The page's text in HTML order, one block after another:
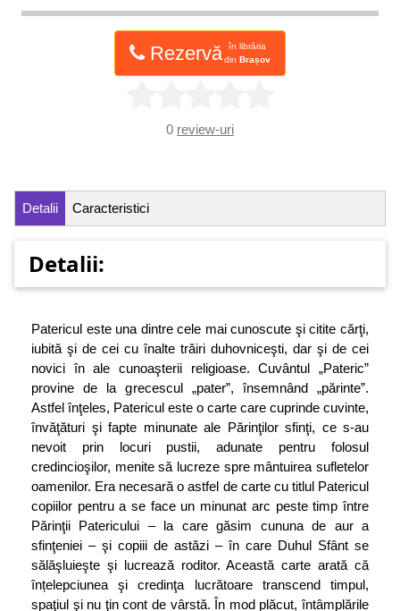
Rezervă
în librăria
din Brașov
0 review-uri
Detalii Caracteristici
Detalii:
Patericul este una dintre cele mai cunoscute şi citite cărţi,
iubită şi de cei cu înalte trăiri duhovniceşti, dar şi de cei
novici în ale cunoaşterii religioase. Cuvântul „Pateric”
provine de la grecescul „pater”, însemnând „părinte”.
Astfel înţeles, Patericul este o carte care cuprinde cuvinte,
învăţături şi fapte minunate ale Părinţilor sfinţi, ce s-au
nevoit prin locuri pustii, adunate pentru folosul
credincioşilor, menite să lucreze spre mântuirea sufletelor
oamenilor. Era necesară o astfel de carte cu titlul Patericul
copiilor pentru a se face un minunat arc peste timp între
Părinţii Patericului – la care găsim cununa de aur a
sfinţeniei – şi copiii de astăzi – în care Duhul Sfânt se
sălăşluieşte şi lucrează roditor. Această carte arată că
înțelepciunea şi credinţa lucrătoare transcend timpul,
spaţiul şi nu ţin cont de vârstă. În mod plăcut, întâmplările